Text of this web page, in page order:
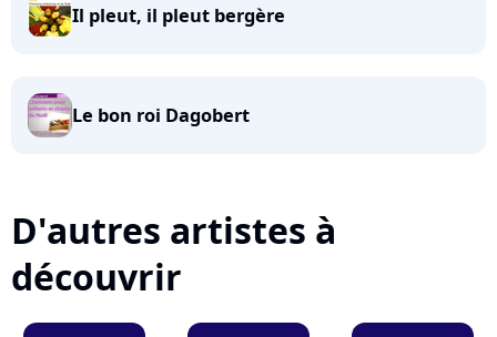
Il pleut, il pleut bergère
Le bon roi Dagobert
D'autres artistes à
découvrir